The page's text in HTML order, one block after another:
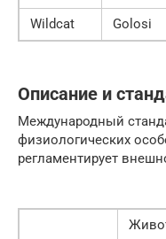
Wildcat
Golosi
Описание и
Международный
физиологических
регламентирует